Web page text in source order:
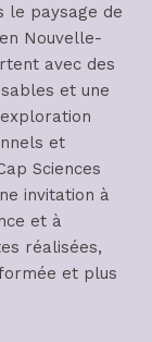
le paysage de
Nouvelle-
avec des
et une
et
Sciences
invitation à
et à
réalisées,
et plus